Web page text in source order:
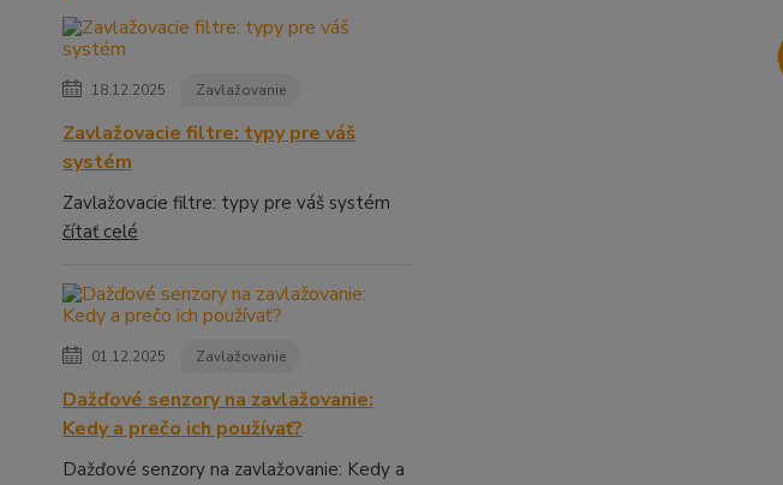
18.12.2025 Zavlažovanie
Zavlažovacie filtre: typy pre váš
systém
Zavlažovacie filtre: typy pre váš systém
čítať celé
01.12.2025 Zavlažovanie
Dažďové senzory na zavlažovanie:
Kedy a prečo ich používať?
Dažďové senzory na zavlažovanie: Kedy a